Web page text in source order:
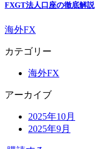
FXGT法人口座の徹底解説
海外FX
カテゴリー
海外FX
アーカイブ
2025年10月
2025年9月